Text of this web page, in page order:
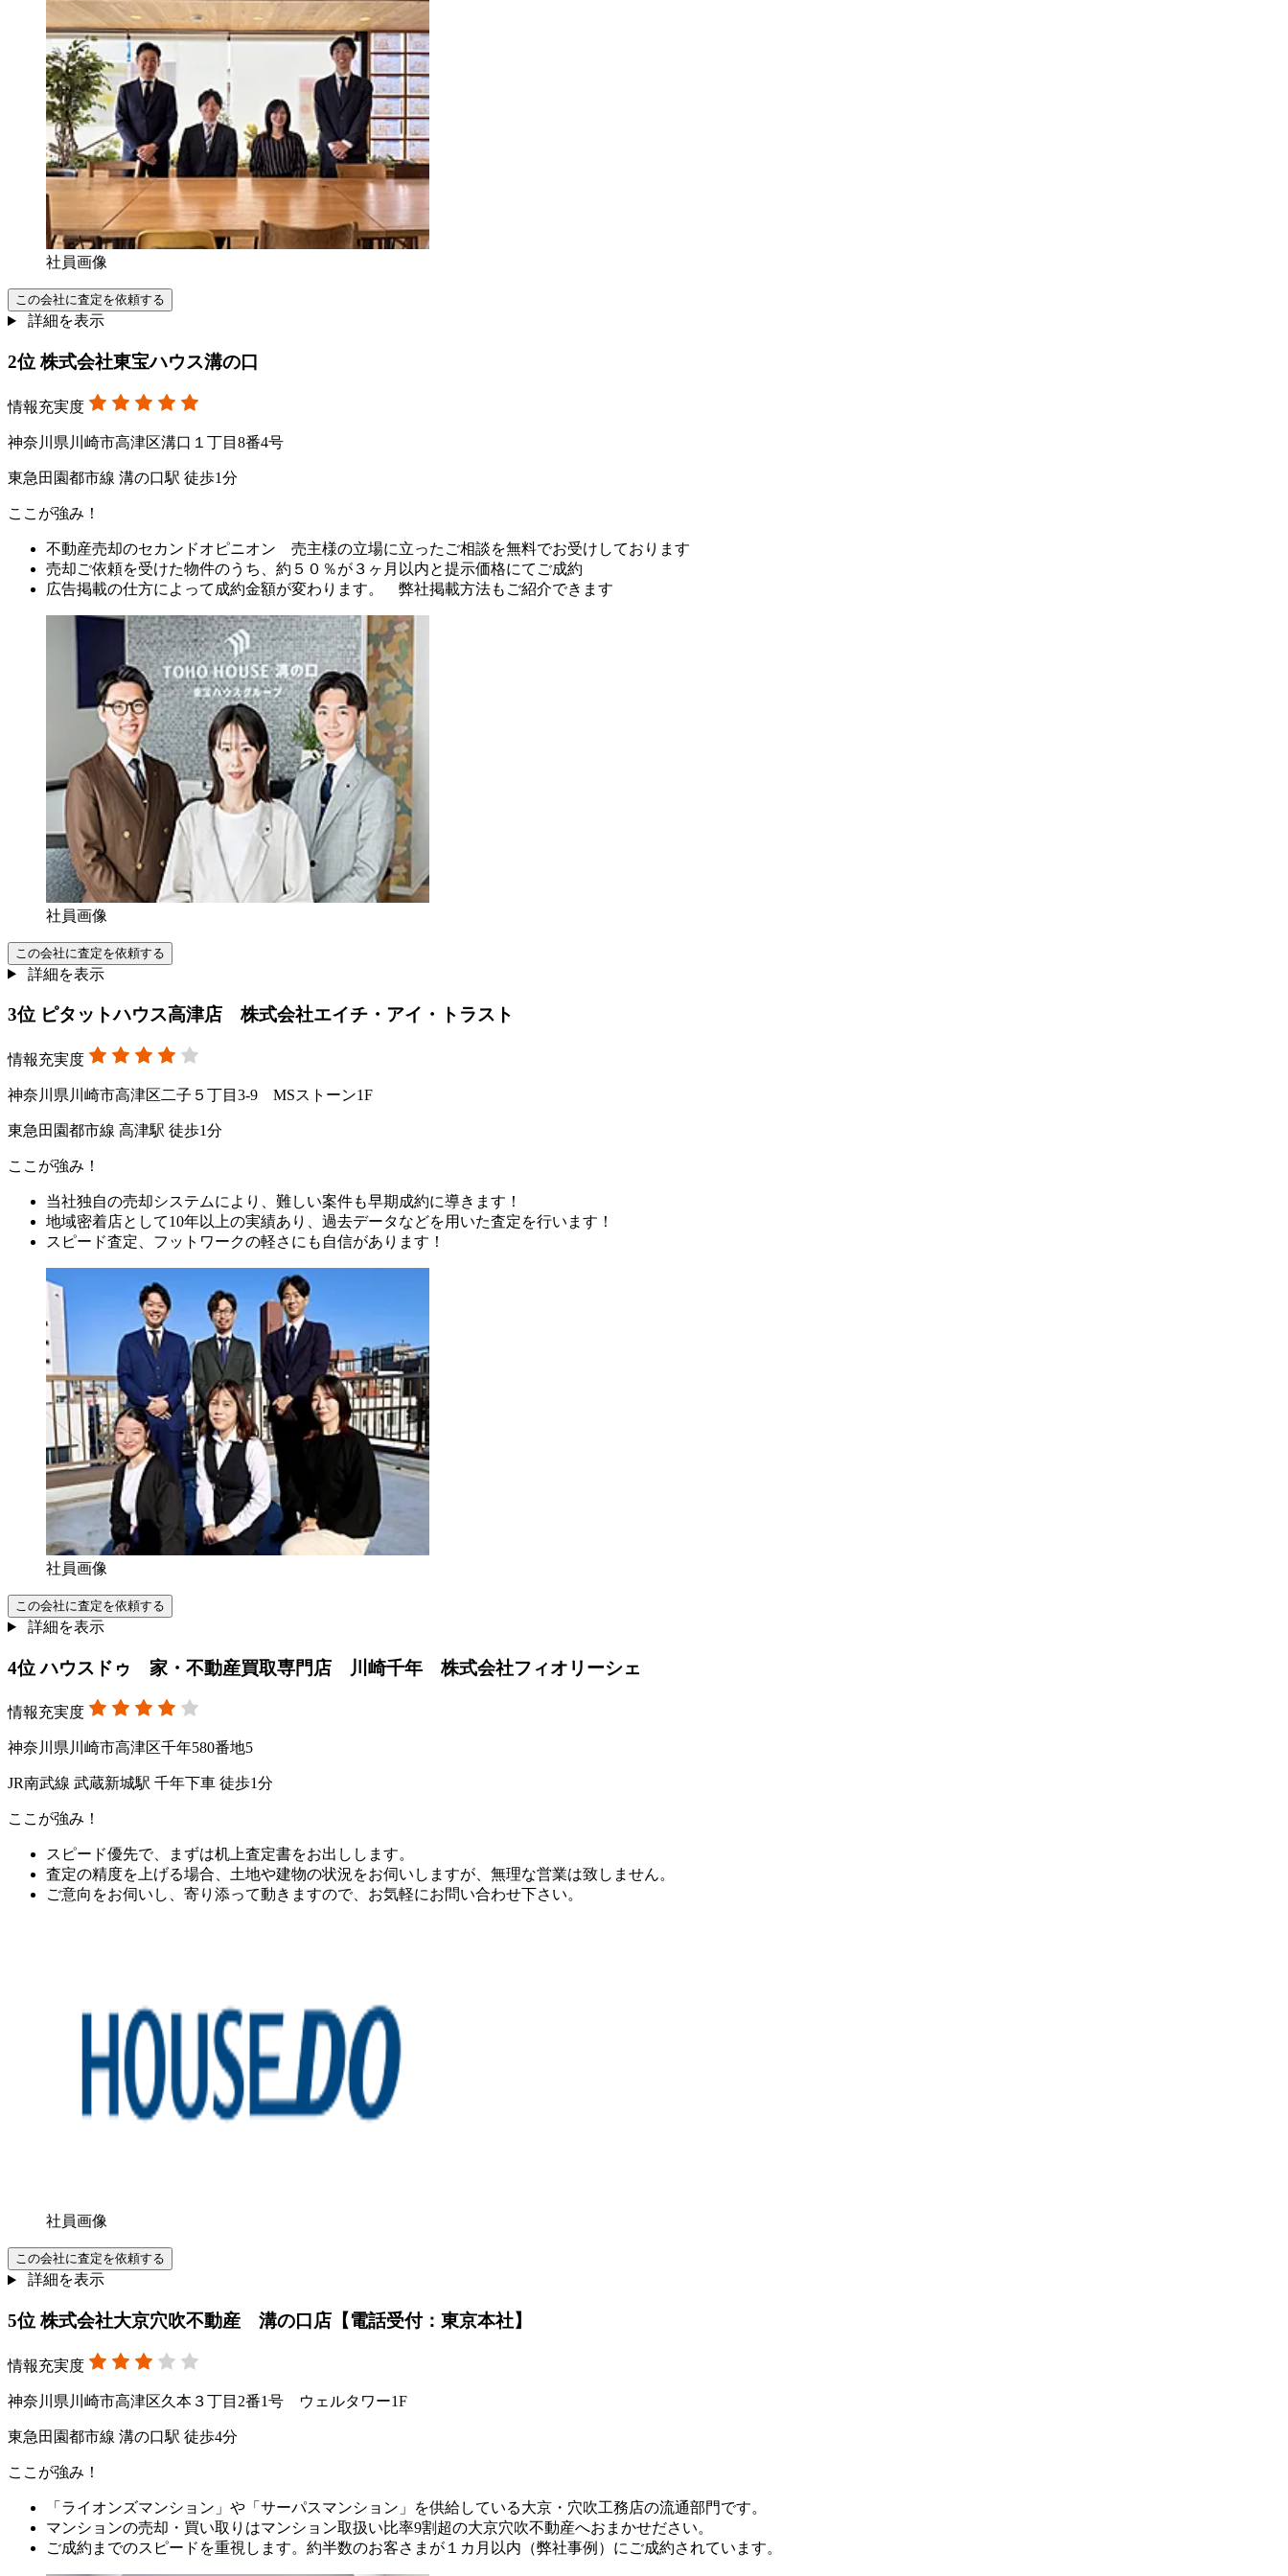
社員画像
この会社に査定を依頼する
詳細を表示
2位株式会社東宝ハウス溝の口
情報充実度
神奈川県川崎市高津区溝口１丁目8番4号
東急田園都市線 溝の口駅 徒歩1分
ここが強み！
不動産売却のセカンドオピニオン 売主様の立場に立ったご相談を無料でお受けしております
売却ご依頼を受けた物件のうち、約５０％が３ヶ月以内と提示価格にてご成約
広告掲載の仕方によって成約金額が変わります。 弊社掲載方法もご紹介できます
社員画像
この会社に査定を依頼する
詳細を表示
3位 ピタットハウス高津店 株式会社エイチ・アイ・トラスト
情報充実度
神奈川県川崎市高津区二子５丁目3-9 MSストーン1F
東急田園都市線 高津駅 徒歩1分
ここが強み！
当社独自の売却システムにより、難しい案件も早期成約に導きます！
地域密着店として10年以上の実績あり、過去データなどを用いた査定を行います！
スピード査定、フットワークの軽さにも自信があります！
社員画像
この会社に査定を依頼する
詳細を表示
4位ハウスドゥ 家・不動産買取専門店 川崎千年 株式会社フィオリーシェ
情報充実度
神奈川県川崎市高津区千年580番地5
JR南武線 武蔵新城駅 千年下車 徒歩1分
ここが強み！
スピード優先で、まずは机上査定書をお出しします。
査定の精度を上げる場合、土地や建物の状況をお伺いしますが、無理な営業は致しません。
ご意向をお伺いし、寄り添って動きますので、お気軽にお問い合わせ下さい。
社員画像
この会社に査定を依頼する
詳細を表示
5位株式会社大京穴吹不動産 溝の口店【電話受付：東京本社】
情報充実度
神奈川県川崎市高津区久本３丁目2番1号 ウェルタワー1F
東急田園都市線 溝の口駅 徒歩4分
ここが強み！
「ライオンズマンション」や「サーパスマンション」を供給している大京・穴吹工務店の流通部門です。
マンションの売却・買い取りはマンション取扱い比率9割超の大京穴吹不動産へおまかせださい。
ご成約までのスピードを重視します。約半数のお客さまが１カ月以内（弊社事例）にご成約されています。